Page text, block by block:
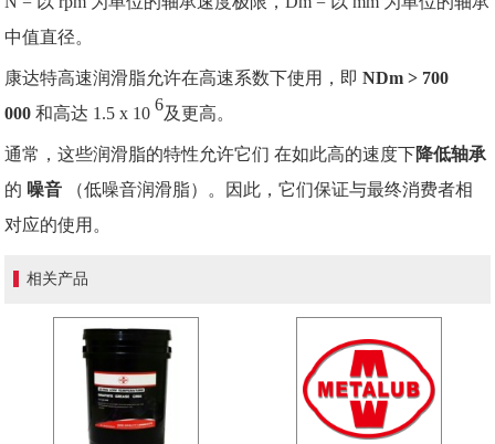
中值直径。
康达特高速润滑脂允许在高速系数下使用，即NDm > 700
000 和高达 1.5 x 106及更高。
通常，这些润滑脂的特性允许它们在如此高的速度下降低轴承
的 噪音 （低噪音润滑脂）。 因此，它们保证与最终消费者相
对应的使用。
相关产品